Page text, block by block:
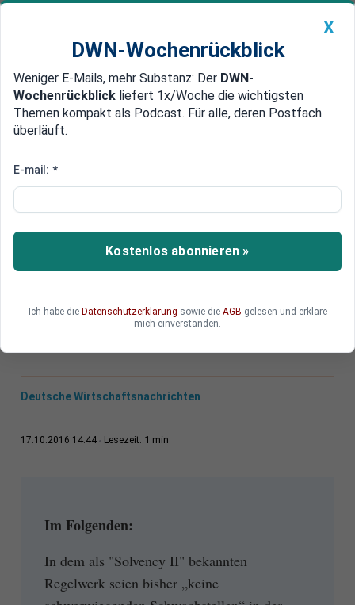
Newsticker MEIN DWN: Geldanlage Premium
Edelmetalle DWN-Magazin China
Keine Schwachstellen
Bundesregierung gegen
Änderung an Aufsichtsregeln für
Versicherer
Die Bundesregierung ist gegen ein Nachjustieren
europäischen Aufsichtsregeln für die
Versicherungsbranche.
Deutsche Wirtschaftsnachrichten
17.10.2016 14:44 Lesezeit: 1 min
Im Folgenden:
In dem als "Solvency II" bekannten
Regelwerk seien bisher „keine
X
DWN-Wochenrückblick
Weniger E-Mails, mehr Substanz: Der DWN-
Wochenrückblick liefert 1x/Woche die wichtigsten
Themen kompakt als Podcast. Für alle, deren Postfach
überläuft.
E-mail: *
Kostenlos abonnieren »
Ich habe die Datenschutzerklärung sowie die AGB gelesen und erkläre
mich einverstanden.